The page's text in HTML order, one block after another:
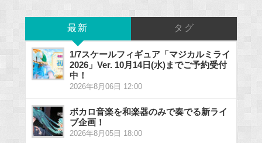
最新 タグ
1/7スケールフィギュア「マジカルミライ
2026」Ver. 10月14日(水)までご予約受付
中！
2026年8月06日 12:00
ボカロ音楽を和楽器のみで奏でる新ライ
ブ企画！
2026年8月05日 18:00